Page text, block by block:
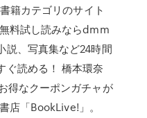
籍カテゴリのサイト
料試し読みならdmm
説、写真集など24時間
ぐ読める！ 橋本環奈
得なクーポンガチャが
店「BookLive!」。